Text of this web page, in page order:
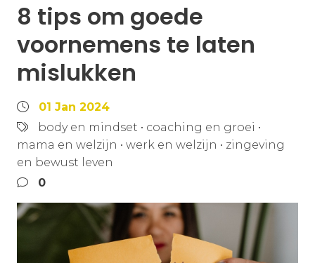
8 tips om goede
voornemens te laten
mislukken
01 Jan 2024
body en mindset • coaching en groei •
mama en welzijn • werk en welzijn • zingeving
en bewust leven
0